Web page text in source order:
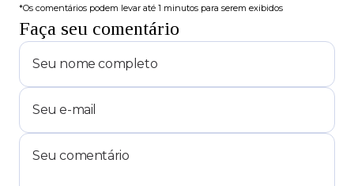
*Os comentários podem levar até 1 minutos para serem exibidos
Faça seu comentário